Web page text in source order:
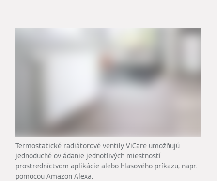
Termostatické radiátorové ventily ViCare umožňujú
jednoduché ovládanie jednotlivých miestností
prostredníctvom aplikácie alebo hlasového príkazu, napr.
pomocou Amazon Alexa.